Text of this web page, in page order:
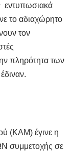
εντυπωσιακά
το αδιαχώρητο
τον
πληρότητα των
(ΚΑΜ) έγινε η
συμμετοχής σε